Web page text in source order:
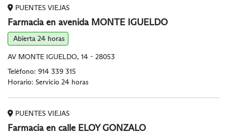
PUENTES VIEJAS
Farmacia en avenida MONTE IGUELDO
Abierta 24 horas
AV MONTE IGUELDO, 14 - 28053
Teléfono: 914 339 315
Horario: Servicio 24 horas
PUENTES VIEJAS
Farmacia en calle ELOY GONZALO